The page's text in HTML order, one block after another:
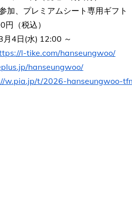
加、プレミアムシート専用ギフト
円（税込）
月4日(水) 12:00 ～
l-tike.com/hanseungwoo/
hanseungwoo/
w.pia.jp/t/2026-hanseungwoo-